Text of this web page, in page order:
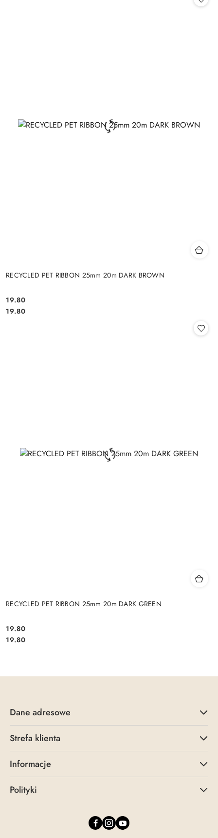
RECYCLED PET RIBBON 25mm 20m DARK BROWN
Cena:
19.80
Cena:
19.80
RECYCLED PET RIBBON 25mm 20m DARK GREEN
Cena:
19.80
Cena:
19.80
Dane adresowe
Strefa klienta
Informacje
Polityki